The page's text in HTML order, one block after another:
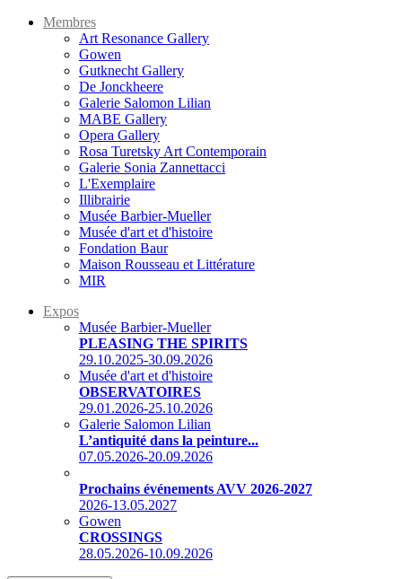
Membres
Art Resonance Gallery
Gowen
Gutknecht Gallery
De Jonckheere
Galerie Salomon Lilian
MABE Gallery
Opera Gallery
Rosa Turetsky Art Contemporain
Galerie Sonia Zannettacci
L'Exemplaire
Illibrairie
Musée Barbier-Mueller
Musée d'art et d'histoire
Fondation Baur
Maison Rousseau et Littérature
MIR
Expos
Musée Barbier-Mueller
PLEASING THE SPIRITS
29.10.2025-30.09.2026
Musée d'art et d'histoire
OBSERVATOIRES
29.01.2026-25.10.2026
Galerie Salomon Lilian
L’antiquité dans la peinture...
07.05.2026-20.09.2026
Prochains événements AVV 2026-2027
2026-13.05.2027
Gowen
CROSSINGS
28.05.2026-10.09.2026